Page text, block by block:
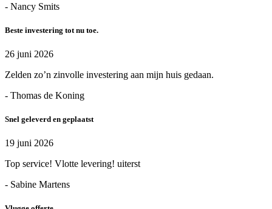
- Nancy Smits
Beste investering tot nu toe.
26 juni 2026
Zelden zo’n zinvolle investering aan mijn huis gedaan.
- Thomas de Koning
Snel geleverd en geplaatst
19 juni 2026
Top service! Vlotte levering! uiterst
- Sabine Martens